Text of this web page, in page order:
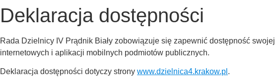
Deklaracja dostępności
Rada Dzielnicy IV Prądnik Biały zobowiązuje się zapewnić dostępność swojej
internetowych i aplikacji mobilnych podmiotów publicznych.
Deklaracja dostępności dotyczy strony www.dzielnica4.krakow.pl .